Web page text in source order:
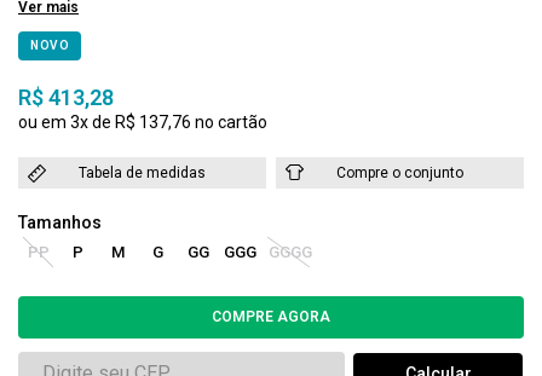
Ver mais
NOVO
R$ 413,28
3x R$ 137,76
Tabela de medidas Compre o conjunto
PP P M G GG GGG GGGG